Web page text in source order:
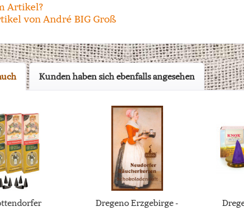
Artikel?
von André BIG Groß
Kunden haben sich ebenfalls angesehen
Dregeno Erzgebirge -